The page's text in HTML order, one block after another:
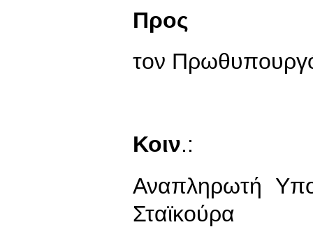
Προς
τον
Κοιν.:
Αναπληρωτή
Σταϊκούρα